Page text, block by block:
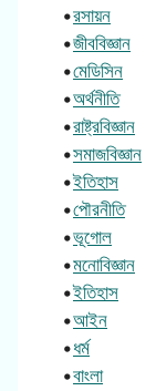
•রসায়ন
•জীববিজ্ঞান
•মেডিসিন
•অর্থনীতি
•রাষ্ট্রবিজ্ঞান
•সমাজবিজ্ঞান
•ইতিহাস
•পৌরনীতি
•ভূগোল
•মনোবিজ্ঞান
•ইতিহাস
•আইন
•ধর্ম
•বাংলা